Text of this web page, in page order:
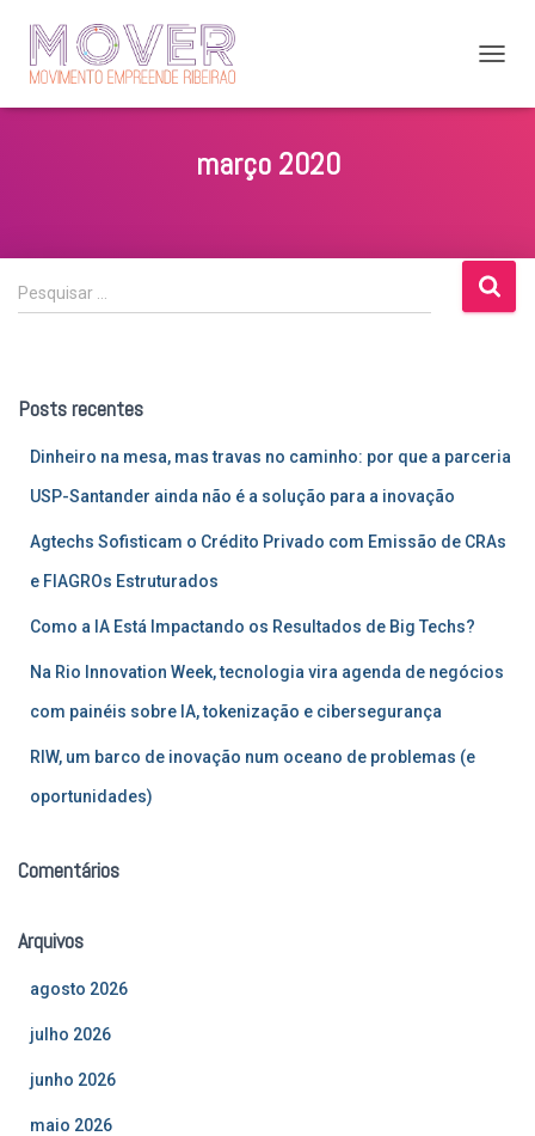
março 2020
P
e
i
Pesquisar …
Posts recentes
Dinheiro na mesa, mas travas no caminho: por que a parceria
USP-Santander ainda não é a solução para a inovação
Agtechs Sofisticam o Crédito Privado com Emissão de CRAs
e FIAGROs Estruturados
Como a IA Está Impactando os Resultados de Big Techs?
Na Rio Innovation Week, tecnologia vira agenda de negócios
com painéis sobre IA, tokenização e cibersegurança
RIW, um barco de inovação num oceano de problemas (e
oportunidades)
Comentários
Arquivos
agosto 2026
julho 2026
junho 2026
maio 2026